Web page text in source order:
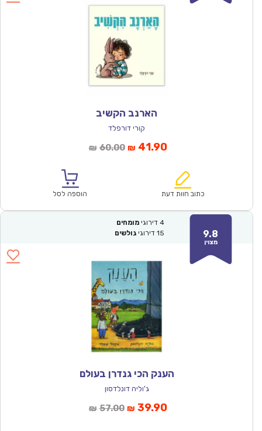
הארנב הקשיב
קורי דורפלד
₪ 60.00המחיר
₪60.00.
₪ 41.90המחיר
הוא:
כתוב חוות דעת הוספה לסל
9.8
מצוין
4 דירוגי מומחים
15 דירוגי גולשים
הענק הכי גנדרן בעולם
ג'וליה דונלדסון
₪ 57.00המחיר
₪ 39.90המחיר